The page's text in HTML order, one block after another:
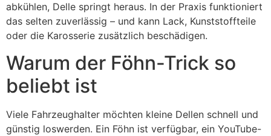
abkühlen, Delle springt heraus. In der Praxis funktioniert
das selten zuverlässig – und kann Lack, Kunststoffteile
oder die Karosserie zusätzlich beschädigen.
Warum der Föhn-Trick so
beliebt ist
Viele Fahrzeughalter möchten kleine Dellen schnell und
günstig loswerden. Ein Föhn ist verfügbar, ein YouTube-